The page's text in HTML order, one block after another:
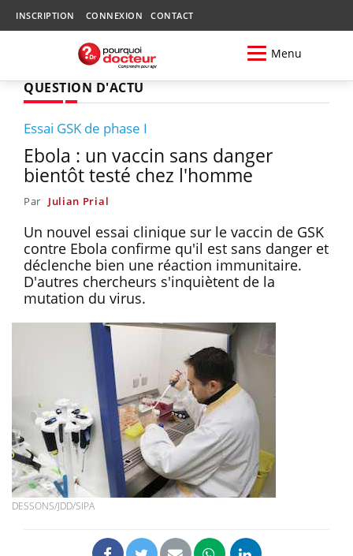
INSCRIPTION CONNEXION CONTACT
Menu
QUESTION D'ACTU
Essai GSK de phase I
Ebola : un vaccin sans danger
bientôt testé chez l'homme
Par Julian Prial
Un nouvel essai clinique sur le vaccin de GSK
contre Ebola confirme qu'il est sans danger et
déclenche bien une réaction immunitaire.
D'autres chercheurs s'inquiètent de la
mutation du virus.
DESSONS/JDD/SIPA